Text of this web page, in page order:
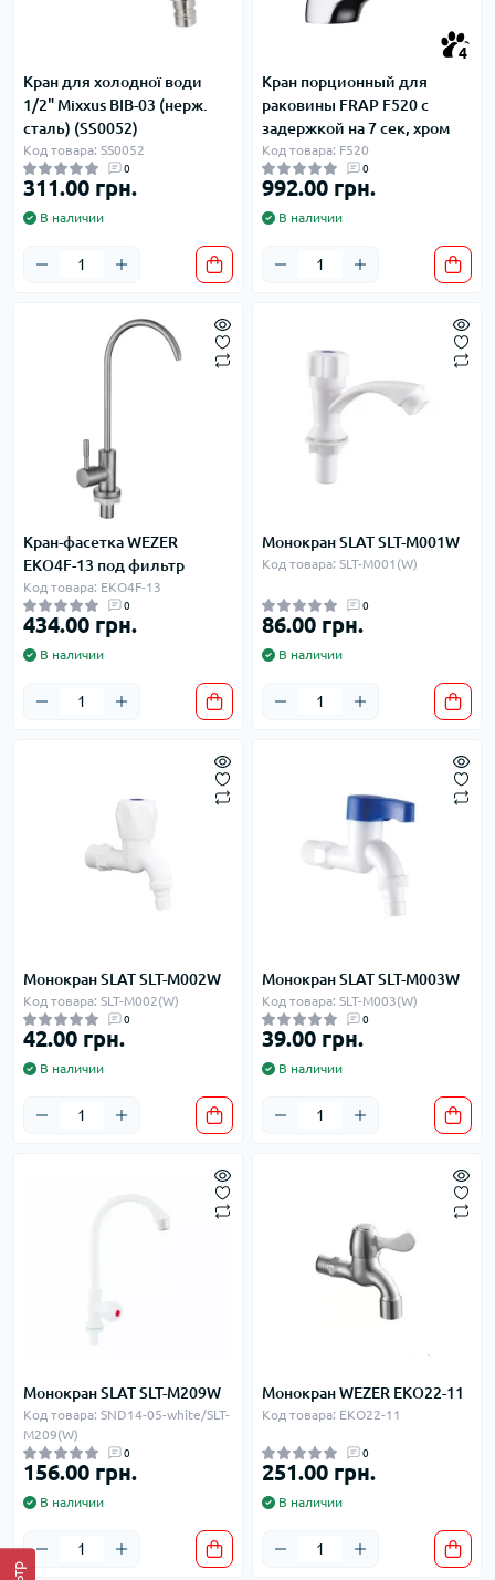
Кран для холодної води
1/2" Mixxus BIB-03 (нерж.
сталь) (SS0052)
Код товара: SS0052
0
311.00 грн.
В наличии
4
Кран порционный для
раковины FRAP F520 с
задержкой на 7 сек, хром
Код товара: F520
0
992.00 грн.
В наличии
Кран-фасетка WEZER
EKO4F-13 под фильтр
Код товара: EKO4F-13
0
434.00 грн.
В наличии
Монокран SLAT SLT-M001W
Код товара: SLT-M001(W)
0
86.00 грн.
В наличии
Монокран SLAT SLT-M002W
Код товара: SLT-M002(W)
0
42.00 грн.
В наличии
Монокран SLAT SLT-M003W
Код товара: SLT-M003(W)
0
39.00 грн.
В наличии
Монокран SLAT SLT-M209W
Код товара: SND14-05-white/SLT-
M209(W)
0
156.00 грн.
В наличии
Монокран WEZER EKO22-11
Код товара: EKO22-11
0
251.00 грн.
В наличии